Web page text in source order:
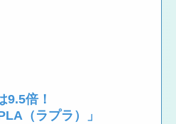
9.5倍！
（ラプラ）」